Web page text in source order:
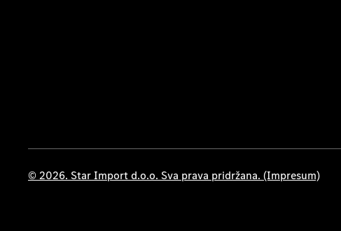
© 2026. Star Import d.o.o. Sva prava pridržana. (Impresum)